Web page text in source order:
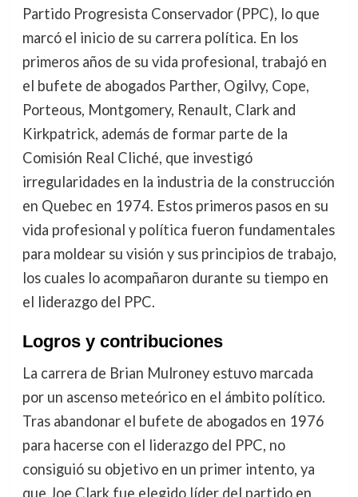
Partido Progresista Conservador (PPC), lo que
marcó el inicio de su carrera política. En los
primeros años de su vida profesional, trabajó en
el bufete de abogados Parther, Ogilvy, Cope,
Porteous, Montgomery, Renault, Clark and
Kirkpatrick, además de formar parte de la
Comisión Real Cliché, que investigó
irregularidades en la industria de la construcción
en Quebec en 1974. Estos primeros pasos en su
vida profesional y política fueron fundamentales
para moldear su visión y sus principios de trabajo,
los cuales lo acompañaron durante su tiempo en
el liderazgo del PPC.
Logros y contribuciones
La carrera de Brian Mulroney estuvo marcada
por un ascenso meteórico en el ámbito político.
Tras abandonar el bufete de abogados en 1976
para hacerse con el liderazgo del PPC, no
consiguió su objetivo en un primer intento, ya
que Joe Clark fue elegido líder del partido en